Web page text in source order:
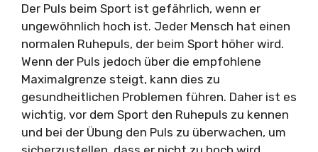
Der Puls beim Sport ist gefährlich, wenn er
ungewöhnlich hoch ist. Jeder Mensch hat einen
normalen Ruhepuls, der beim Sport höher wird.
Wenn der Puls jedoch über die empfohlene
Maximalgrenze steigt, kann dies zu
gesundheitlichen Problemen führen. Daher ist es
wichtig, vor dem Sport den Ruhepuls zu kennen
und bei der Übung den Puls zu überwachen, um